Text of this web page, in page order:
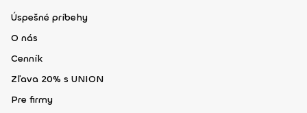
Úspešné príbehy
O nás
Cenník
Zľava 20% s UNION
Pre firmy